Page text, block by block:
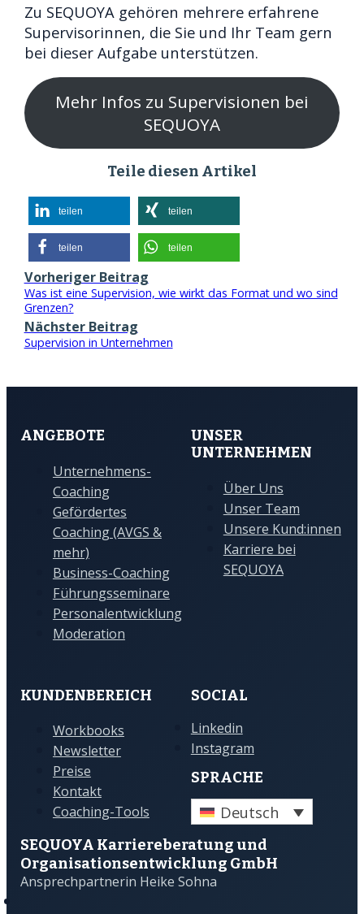
Zu SEQUOYA gehören mehrere erfahrene
Supervisorinnen, die Sie und Ihr Team gern
bei dieser Aufgabe unterstützen.
Mehr Infos zu Supervisionen bei
SEQUOYA
Teile diesen Artikel
teilen teilen
teilen teilen
Vorheriger Beitrag
Was ist eine Supervision, wie wirkt das Format und wo sind
Grenzen?
Nächster Beitrag
Supervision in Unternehmen
ANGEBOTE
Unternehmens-
Coaching
Gefördertes
Coaching (AVGS &
mehr)
Business-Coaching
Führungsseminare
Personalentwicklung
Moderation
UNSER
UNTERNEHMEN
Über Uns
Unser Team
Unsere Kund:innen
Karriere bei
SEQUOYA
KUNDENBEREICH
Workbooks
Newsletter
Preise
Kontakt
Coaching-Tools
SOCIAL
Linkedin
Instagram
SPRACHE
Deutsch
SEQUOYA Karriere­­beratung und
Organisations­­entwicklung GmbH
Ansprechpartnerin Heike Sohna